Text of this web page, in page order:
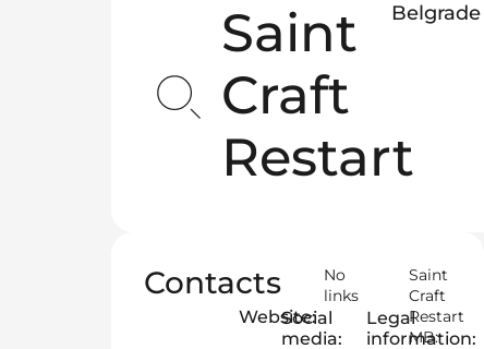
Saint
Craft
Restart
Belgrade
Contacts
Website:
Social
media:
No
links
Legal
information:
Saint
Craft
Restart
MB: